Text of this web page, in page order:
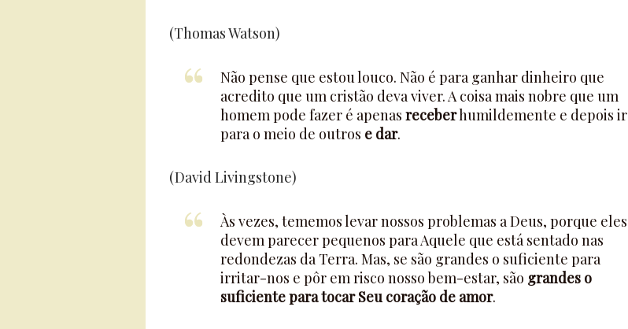
(Thomas Watson)
Não pense que estou louco. Não é para ganhar dinheiro que
acredito que um cristão deva viver. A coisa mais nobre que um
homem pode fazer é apenas receberhumildemente e depois ir
para o meio de outros e dar.
(David Livingstone)
Às vezes, tememos levar nossos problemas a Deus, porque eles
devem parecer pequenos para Aquele que está sentado nas
redondezas da Terra. Mas, se são grandes o suficiente para
irritar-nos e pôr em risco nosso bem-estar, são grandes o
suficiente para tocar Seu coração de amor.